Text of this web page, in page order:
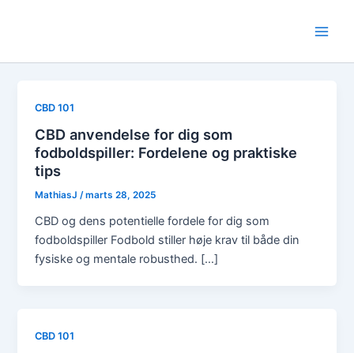
CBD 101
CBD anvendelse for dig som
fodboldspiller: Fordelene og praktiske
tips
MathiasJ/marts 28, 2025
CBD og dens potentielle fordele for dig som
fodboldspiller Fodbold stiller høje krav til både din
fysiske og mentale robusthed. […]
CBD 101